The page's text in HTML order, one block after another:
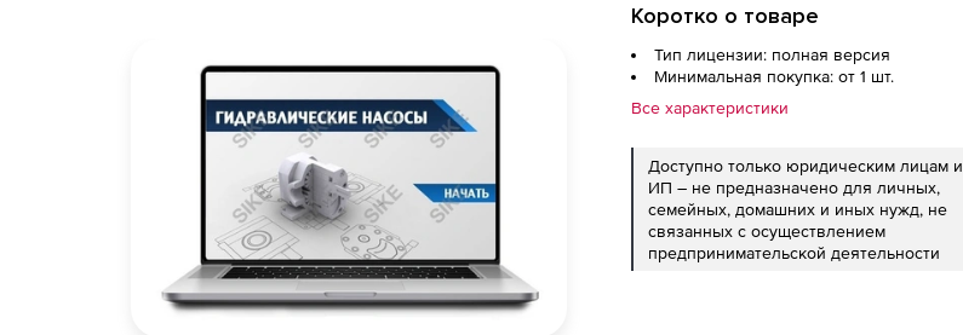
Коротко о товаре
Тип лицензии: полная версия
Минимальная покупка: от 1 шт.
Все характеристики
Доступно только юридическим лицам и
ИП – не предназначено для личных,
семейных, домашних и иных нужд, не
связанных с осуществлением
предпринимательской деятельности